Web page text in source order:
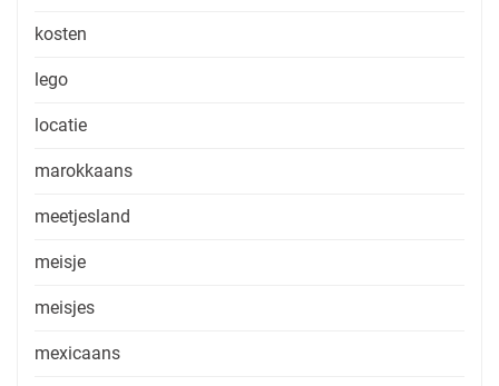
kosten
lego
locatie
marokkaans
meetjesland
meisje
meisjes
mexicaans